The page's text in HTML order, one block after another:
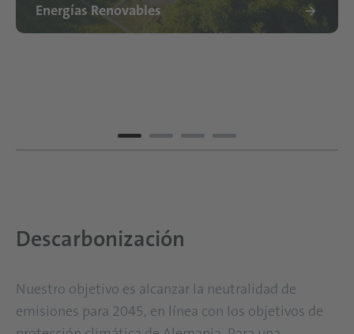
Energías Renovables
Descarbonización
Nuestro objetivo es alcanzar la neutralidad de
emisiones para 2045, en línea con los objetivos de